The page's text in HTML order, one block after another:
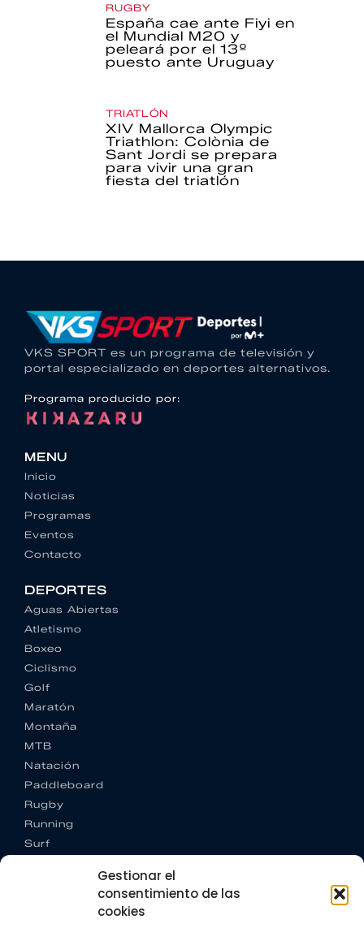
Gestionar el
consentimiento de las
cookies
RUGBY
España cae ante Fiyi en
el Mundial M20 y
peleará por el 13º
puesto ante Uruguay
TRIATLÓN
XIV Mallorca Olympic
Triathlon: Colònia de
Sant Jordi se prepara
para vivir una gran
fiesta del triatlón
VKS SPORT es un programa de televisión y
portal especializado en deportes alternativos.
Programa producido por:
MENU
Inicio
Noticias
Programas
Eventos
Contacto
DEPORTES
Aguas Abiertas
Atletismo
Boxeo
Ciclismo
Golf
Maratón
Montaña
MTB
Natación
Paddleboard
Rugby
Running
Surf
CONTACTO